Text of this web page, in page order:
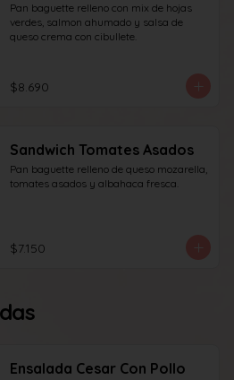
Pan baguette relleno con mix de hojas
verdes, salmon ahumado y salsa de
queso crema con cibullete.
$8.690
Sandwich Tomates Asados
Pan baguette relleno de queso mozarella,
tomates asados y albahaca fresca.
$7.150
Ensalada Cesar Con Pollo